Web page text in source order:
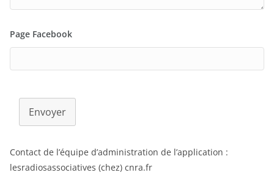
Page Facebook
Envoyer
Contact de l’équipe d’administration de l’application :
lesradiosassociatives (chez) cnra.fr